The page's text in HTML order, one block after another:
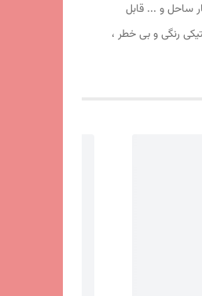
در مسافرت ها، کنار ساحل و ... قابل
و زیپ 150 سانتی متری با کیفیت با سرزیپ پلاستیکی رنگی و بی خطر ،